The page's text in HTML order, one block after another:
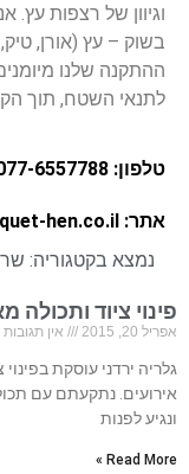
וגיוון של רצפות עץ.
בשוק – עץ (אורן,
ההתקנה שלנו
לתנאי השטח, תוך
טלפון: 077-6557788
אתר: http://www.parquet-hen.co.il/
נמצא בקטגוריה:
פינוי ציוד ותכולה
אפריל 20, 2015 אין תגובות
גלריה ירדני עוסקת
אירועים. נתקעתם עם
ונגיע לפנות
Read More »